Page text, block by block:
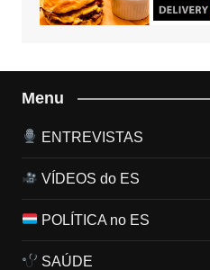
Menu
ENTREVISTAS
VÍDEOS do ES
POLÍTICA no ES
SAÚDE